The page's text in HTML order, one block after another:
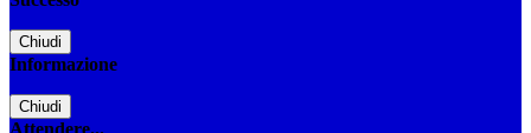
Chiudi
Informazione
Chiudi